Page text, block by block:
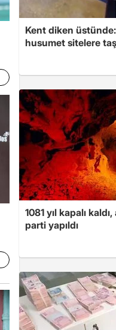
Kent diken
husumet sitelere
1081 yıl kapalı
parti yapıldı